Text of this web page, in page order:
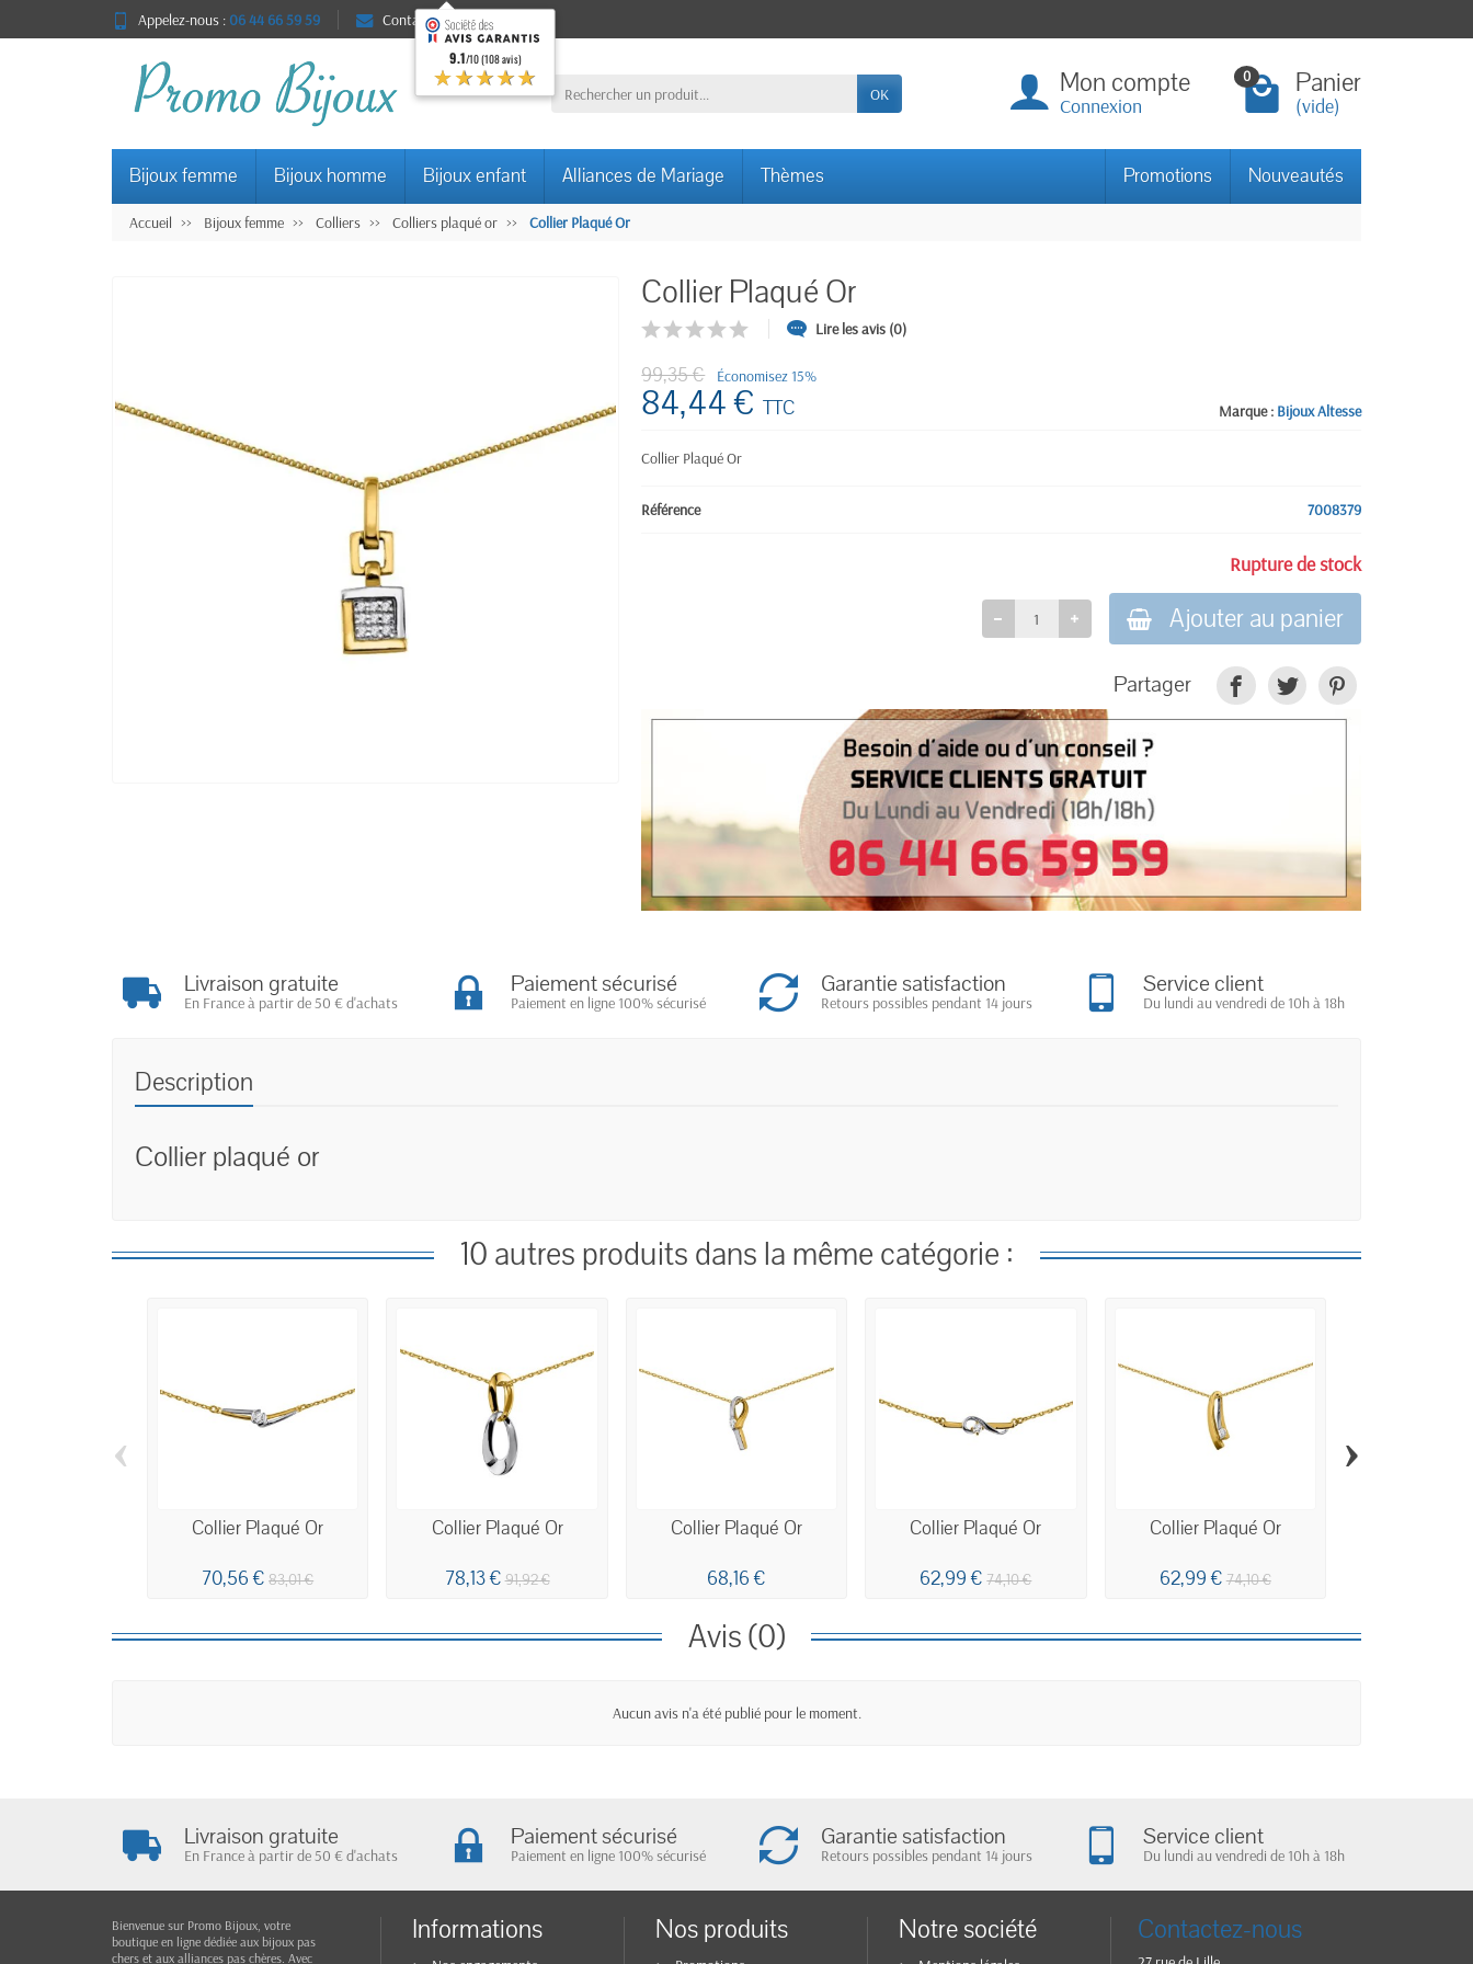
Appelez-nous : 06 44 66 59 59 Contact
OK Mon compte
Connexion
0 Panier
(vide)
Bijoux femme Bijoux homme Bijoux enfant Alliances de Mariage Thèmes Promotions Nouveautés
Accueil Bijoux femme Colliers Colliers plaqué or Collier Plaqué Or
Collier Plaqué Or
Lire les avis (0)
Marque : Bijoux Altesse
99,35 € Économisez 15%
84,44 €TTC
Collier Plaqué Or
Référence 7008379
Rupture de stock
Ajouter au panier
Partager
Livraison gratuite
En France à partir de 50 € d'achats
Paiement sécurisé
Paiement en ligne 100% sécurisé
Garantie satisfaction
Retours possibles pendant 14 jours
Service client
Du lundi au vendredi de 10h à 18h
Description
Collier plaqué or
10 autres produits dans la même catégorie :
Collier Plaqué Or
70,56 € 83,01 €
Collier Plaqué Or
78,13 €91,92 €
Collier Plaqué Or
68,16 €
Collier Plaqué Or
62,99 € 74,10 €
Collier Plaqué Or
62,99 € 74,10 €
‹ ›
Avis (0)
Aucun avis n'a été publié pour le moment.
Livraison gratuite
En France à partir de 50 € d'achats
Paiement sécurisé
Paiement en ligne 100% sécurisé
Garantie satisfaction
Retours possibles pendant 14 jours
Service client
Du lundi au vendredi de 10h à 18h
Bienvenue sur Promo Bijoux, votre
boutique en ligne dédiée aux bijoux pas
chers et aux alliances pas chères. Avec
Informations Nos produits Notre société Contactez-nous
9.1/10 (108 avis)
★★★★★